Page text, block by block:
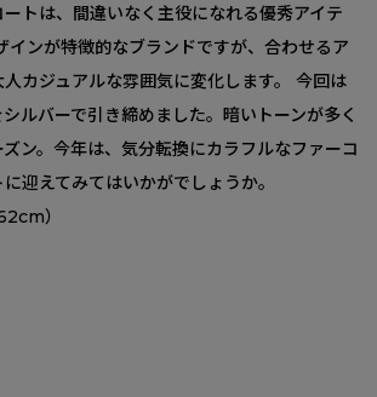
トは、間違いなく主役になれる優秀アイテ
インが特徴的なブランドですが、合わせるア
カジュアルな雰囲気に変化します。 今回は
ルバーで引き締めました。暗いトーンが多く
ン。今年は、気分転換にカラフルなファーコ
迎えてみてはいかがでしょうか。
）